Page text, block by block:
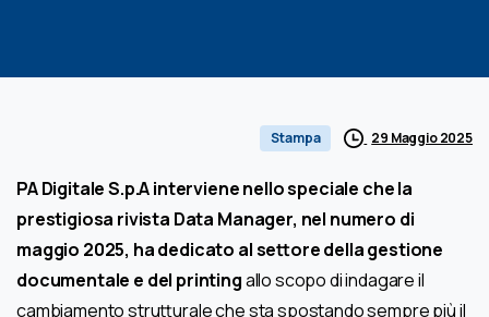
Stampa 29 Maggio 2025
PA Digitale S.p.A interviene nello speciale che la
prestigiosa rivista Data Manager, nel numero di
maggio 2025, ha dedicato al settore della gestione
documentale e del printingallo scopo di indagare il
cambiamento strutturale che sta spostando sempre più il